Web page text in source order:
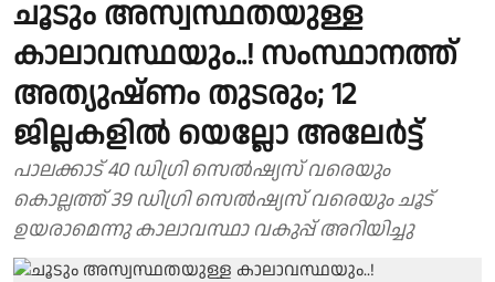
ചൂടും അസ്വസ്ഥതയുള്ള
കാലാവസ്ഥയും..! സംസ്ഥാനത്ത്
അത്യുഷ്ണം തുടരും; 12
ജില്ലകളിൽ യെല്ലോ അലേർട്ട്
പാലക്കാട് 40 ഡിഗ്രി സെൽഷ്യസ് വരെയും
കൊല്ലത്ത് 39 ഡിഗ്രി സെൽഷ്യസ് വരെയും ചൂട്
ഉയരാമെന്നു കാലാവസ്ഥാ വകുപ്പ് അറിയിച്ചു